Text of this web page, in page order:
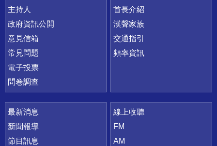
主持人
政府資訊公開
意見信箱
常見問題
電子投票
問卷調查
首長介紹
漢聲家族
交通指引
頻率資訊
最新消息
新聞報導
節目訊息
線上收聽
FM
AM